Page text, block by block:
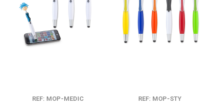
REF: MOP-MEDIC REF: MOP-STY